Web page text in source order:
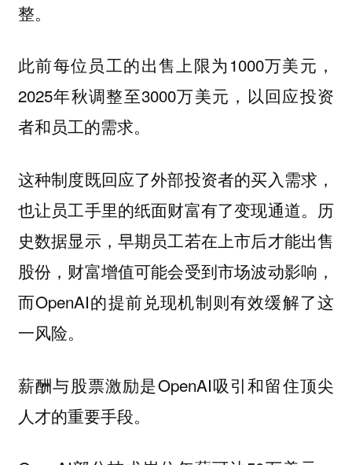
整。
此前每位员工的出售上限为1000万美元，
2025年秋调整至3000万美元，以回应投资
者和员工的需求。
这种制度既回应了外部投资者的买入需求，
也让员工手里的纸面财富有了变现通道。历
史数据显示，早期员工若在上市后才能出售
股份，财富增值可能会受到市场波动影响，
而OpenAI的提前兑现机制则有效缓解了这
一风险。
薪酬与股票激励是OpenAI吸引和留住顶尖
人才的重要手段。